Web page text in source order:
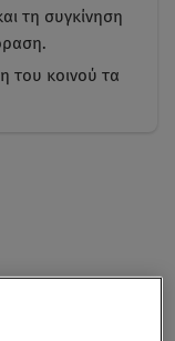
τη συγκίνηση
του κοινού τα